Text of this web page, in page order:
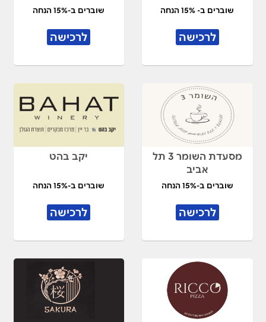
שוברים ב- 15% הנחה
לרכישה
שוברים ב-15% הנחה
לרכישה
מסעדת השומר 3 תל
אביב
שוברים ב-15% הנחה
לרכישה
יקב בהט
שוברים ב-15% הנחה
לרכישה